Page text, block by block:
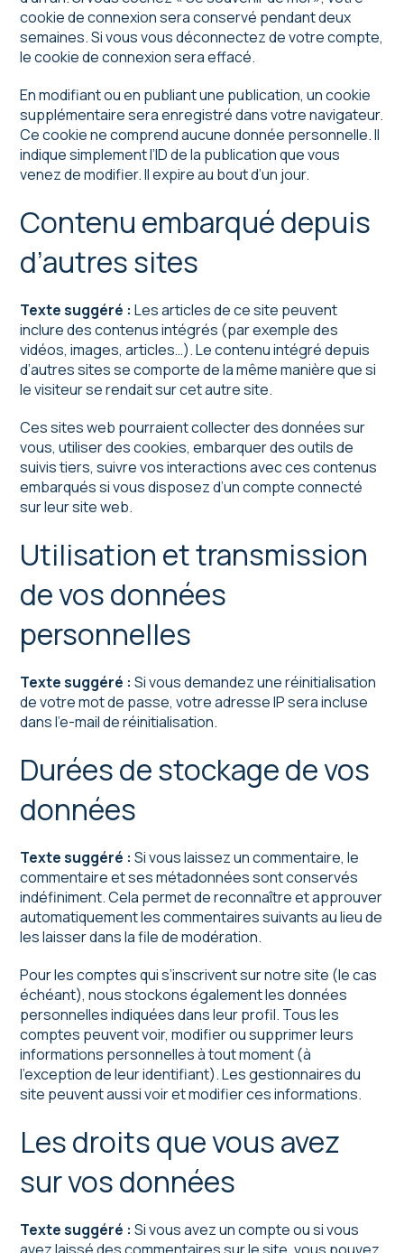
cookie de connexion sera conservé pendant deux
semaines. Si vous vous déconnectez de votre compte,
le cookie de connexion sera effacé.
En modifiant ou en publiant une publication, un cookie
supplémentaire sera enregistré dans votre navigateur.
Ce cookie ne comprend aucune donnée personnelle. Il
indique simplement l’ID de la publication que vous
venez de modifier. Il expire au bout d’un jour.
Contenu embarqué depuis
d’autres sites
Texte suggéré :Les articles de ce site peuvent
inclure des contenus intégrés (par exemple des
vidéos, images, articles…). Le contenu intégré depuis
d’autres sites se comporte de la même manière que si
le visiteur se rendait sur cet autre site.
Ces sites web pourraient collecter des données sur
vous, utiliser des cookies, embarquer des outils de
suivis tiers, suivre vos interactions avec ces contenus
embarqués si vous disposez d’un compte connecté
sur leur site web.
Utilisation et transmission
de vos données
personnelles
Texte suggéré :Si vous demandez une réinitialisation
de votre mot de passe, votre adresse IP sera incluse
dans l’e-mail de réinitialisation.
Durées de stockage de vos
données
Texte suggéré :Si vous laissez un commentaire, le
commentaire et ses métadonnées sont conservés
indéfiniment. Cela permet de reconnaître et approuver
automatiquement les commentaires suivants au lieu de
les laisser dans la file de modération.
Pour les comptes qui s’inscrivent sur notre site (le cas
échéant), nous stockons également les données
personnelles indiquées dans leur profil. Tous les
comptes peuvent voir, modifier ou supprimer leurs
informations personnelles à tout moment (à
l’exception de leur identifiant). Les gestionnaires du
site peuvent aussi voir et modifier ces informations.
Les droits que vous avez
sur vos données
Texte suggéré :Si vous avez un compte ou si vous